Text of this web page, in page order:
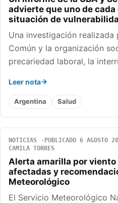
advierte que uno de
situación de
Una investigación realizada
Común y la organización
precariedad laboral, la
Leer nota
Argentina Salud
NOTICIAS PUBLICADO 6 AGOSTO
CAMILA TORRES
Alerta amarilla por viento
afectadas y
Meteorológico
El Servicio Meteorológico